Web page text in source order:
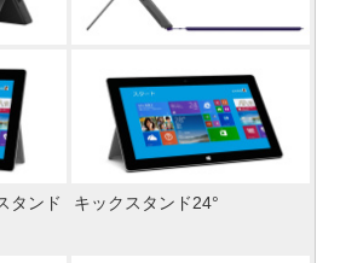
タンド
キックスタンド24°